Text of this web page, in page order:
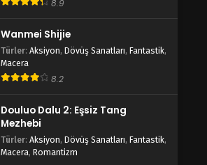
8.9
Wanmei Shijie
Türler: Aksiyon, Dövüş Sanatları, Fantastik,
Macera
8.2
Douluo Dalu 2: Eşsiz Tang
Mezhebi
Türler: Aksiyon, Dövüş Sanatları, Fantastik,
Macera, Romantizm